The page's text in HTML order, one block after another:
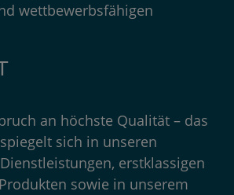
wettbewerbsfähigen
an höchste Qualität – das
sich in unseren
erstklassigen
sowie in unserem